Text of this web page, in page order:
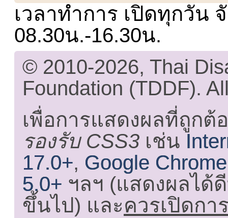
เวลาทำการ เปิดทุกวัน
08.30น.-16.30น.
© 2010-2026, Thai
Foundation (TDDF).
เพื่อการแสดงผลที่ถูกต้
รองรับ CSS3 เช่น
17.0+, Google
5.0+ ฯลฯ (แสดงผลได้
ขึ้นไป) และควรเปิดกา